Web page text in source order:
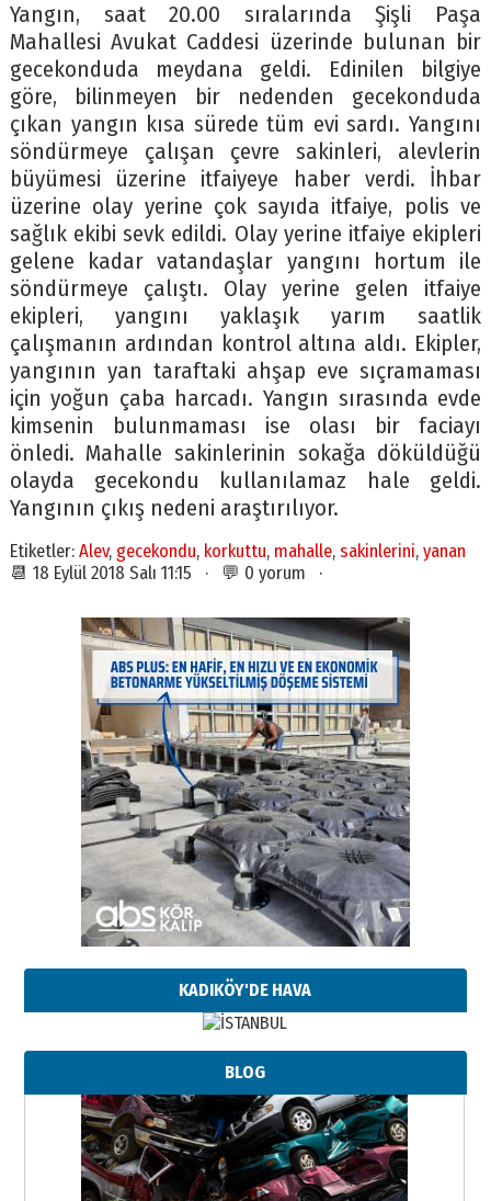
Yangın, saat 20.00 sıralarında Şişli Paşa
Mahallesi Avukat Caddesi üzerinde bulunan bir
gecekonduda meydana geldi. Edinilen bilgiye
göre, bilinmeyen bir nedenden gecekonduda
çıkan yangın kısa sürede tüm evi sardı. Yangını
söndürmeye çalışan çevre sakinleri, alevlerin
büyümesi üzerine itfaiyeye haber verdi. İhbar
üzerine olay yerine çok sayıda itfaiye, polis ve
sağlık ekibi sevk edildi. Olay yerine itfaiye ekipleri
gelene kadar vatandaşlar yangını hortum ile
söndürmeye çalıştı. Olay yerine gelen itfaiye
ekipleri, yangını yaklaşık yarım saatlik
çalışmanın ardından kontrol altına aldı. Ekipler,
yangının yan taraftaki ahşap eve sıçramaması
için yoğun çaba harcadı. Yangın sırasında evde
kimsenin bulunmaması ise olası bir faciayı
önledi. Mahalle sakinlerinin sokağa döküldüğü
olayda gecekondu kullanılamaz hale geldi.
Yangının çıkış nedeni araştırılıyor.
Etiketler: Alev, gecekondu, korkuttu, mahalle, sakinlerini, yanan
📆 18 Eylül 2018 Salı 11:15 · 💬 0 yorum ·
KADIKÖY'DE HAVA
BLOG